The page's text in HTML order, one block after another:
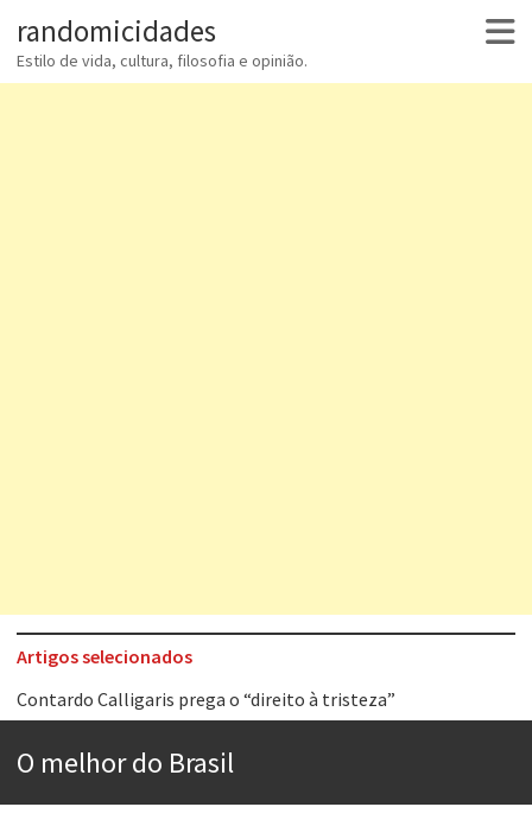
randomicidades
Estilo de vida, cultura, filosofia e opinião.
Artigos selecionados
Contardo Calligaris prega o “direito à tristeza”
Esse tal de Rock Gaúcho
Os causos de Jorge Luis Borges
Voto obrigatório é correto?
O melhor do Brasil